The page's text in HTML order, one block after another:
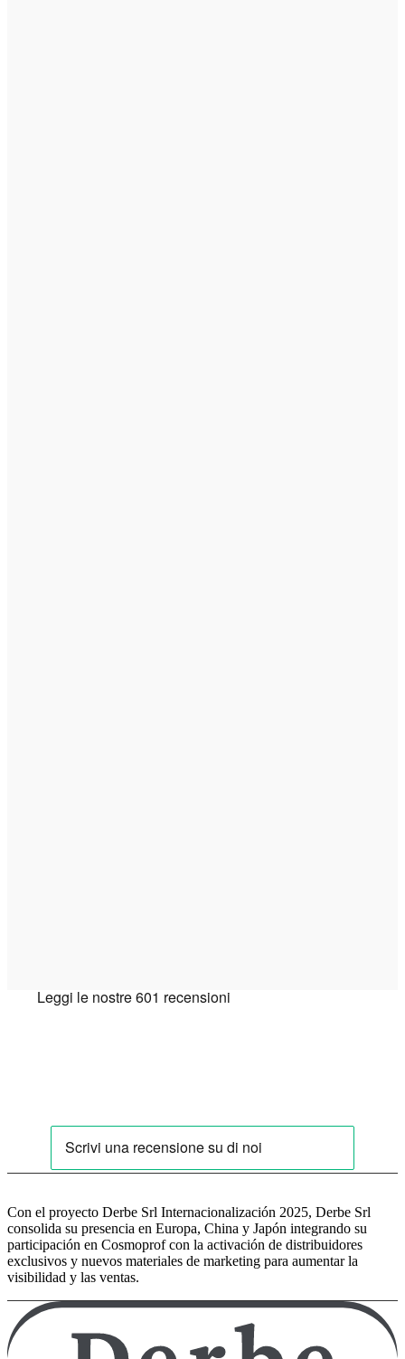
Con el proyecto Derbe Srl Internacionalización 2025, Derbe Srl
consolida su presencia en Europa, China y Japón integrando su
participación en Cosmoprof con la activación de distribuidores
exclusivos y nuevos materiales de marketing para aumentar la
visibilidad y las ventas.